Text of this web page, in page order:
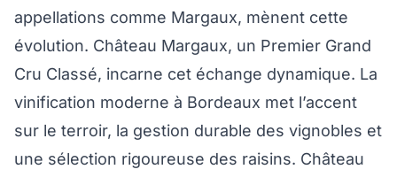
appellations comme Margaux, mènent cette
évolution. Château Margaux, un Premier Grand
Cru Classé, incarne cet échange dynamique. La
vinification moderne à Bordeaux met l’accent
sur le terroir, la gestion durable des vignobles et
une sélection rigoureuse des raisins. Château